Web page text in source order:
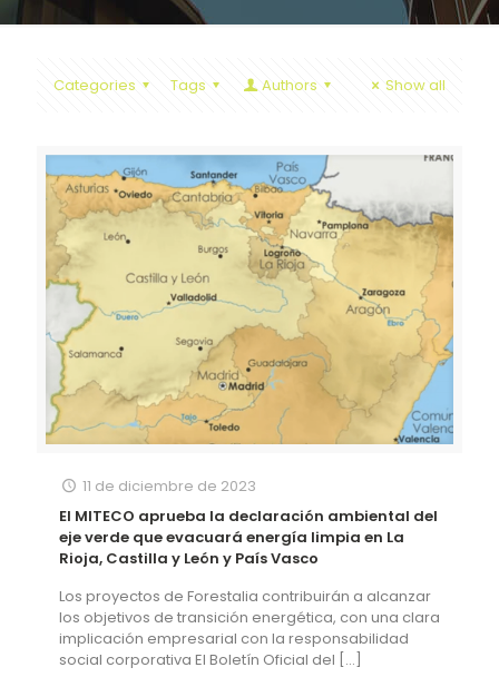
Categories Tags Authors Show all
11 de diciembre de 2023
El MITECO aprueba la declaración ambiental del
eje verde que evacuará energía limpia en La
Rioja, Castilla y León y País Vasco
Los proyectos de Forestalia contribuirán a alcanzar
los objetivos de transición energética, con una clara
implicación empresarial con la responsabilidad
social corporativa El Boletín Oficial del […]